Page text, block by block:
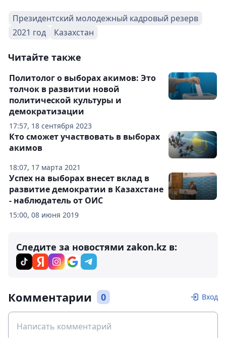
Президентский молодежный кадровый резерв
2021 год
Казахстан
Читайте также
17:57, 18 сентября 2023
Политолог о выборах акимов: Это
толчок в развитии новой
политической культуры и
демократизации
18:07, 17 марта 2021
Кто сможет участвовать в выборах
акимов
15:00, 08 июня 2019
Успех на выборах внесет вклад в
развитие демократии в Казахстане
- наблюдатель от ОИС
Следите за новостями zakon.kz в:
Комментарии 0 Вход